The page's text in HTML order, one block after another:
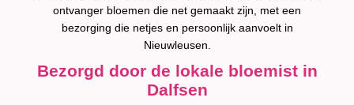
ontvanger bloemen die net gemaakt zijn, met een
bezorging die netjes en persoonlijk aanvoelt in
Nieuwleusen.
Bezorgd door de lokale bloemist in
Dalfsen